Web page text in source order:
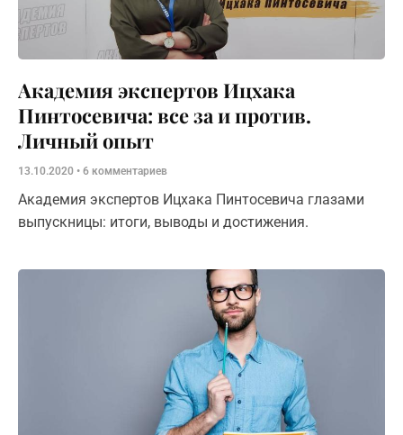
Академия экспертов Ицхака
Пинтосевича: все за и против.
Личный опыт
13.10.2020 6 комментариев
Академия экспертов Ицхака Пинтосевича глазами
выпускницы: итоги, выводы и достижения.